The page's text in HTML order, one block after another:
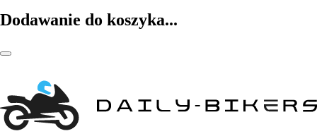
Dodawanie do koszyka...